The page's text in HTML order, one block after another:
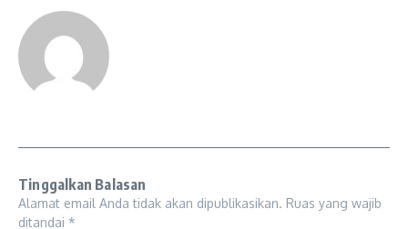
Tinggalkan Balasan
Alamat email Anda tidak akan dipublikasikan. Ruas yang wajib
ditandai *